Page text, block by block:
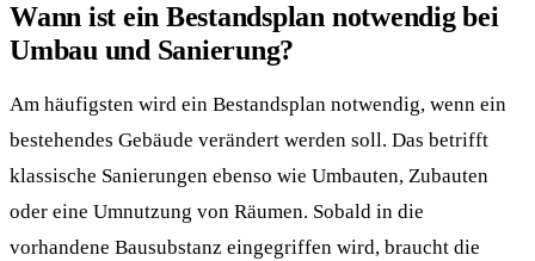
Wann ist ein Bestandsplan notwendig bei
Umbau und Sanierung?
Am häufigsten wird ein Bestandsplan notwendig, wenn ein
bestehendes Gebäude verändert werden soll. Das betrifft
klassische Sanierungen ebenso wie Umbauten, Zubauten
oder eine Umnutzung von Räumen. Sobald in die
vorhandene Bausubstanz eingegriffen wird, braucht die